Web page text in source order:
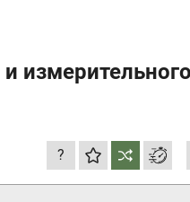
измерительного
?